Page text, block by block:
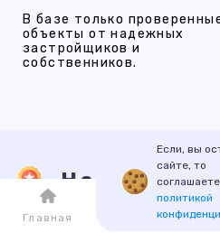
В базе только
объекты от надежных
застройщиков и
собственников.
Наши
Если, вы
сайте, то
политикой
Главная Каталог